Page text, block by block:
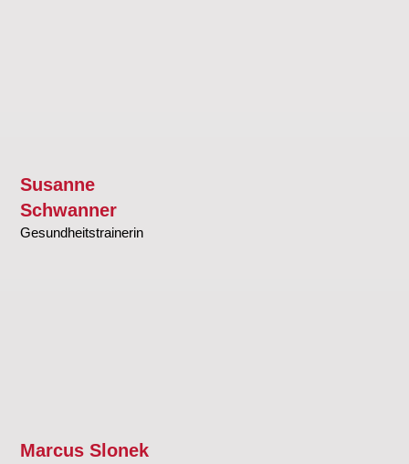
Susanne
Schwanner
Gesundheitstrainerin
Marcus Slonek